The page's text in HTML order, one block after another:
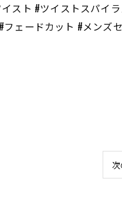
スト #ツイストスパイ
ェードカット #メンズ